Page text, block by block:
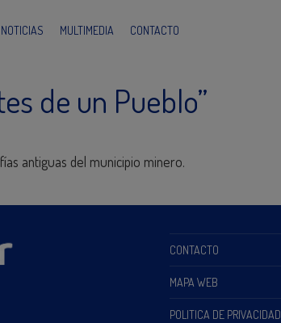
NOTICIAS MULTIMEDIA CONTACTO
de un Pueblo”
antiguas del municipio minero.
CONTACTO
MAPA WEB
POLITICA DE PRIVACIDAD